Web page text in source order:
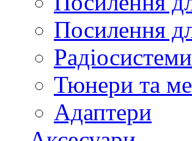
Посилення
Тюнери та
Адаптери